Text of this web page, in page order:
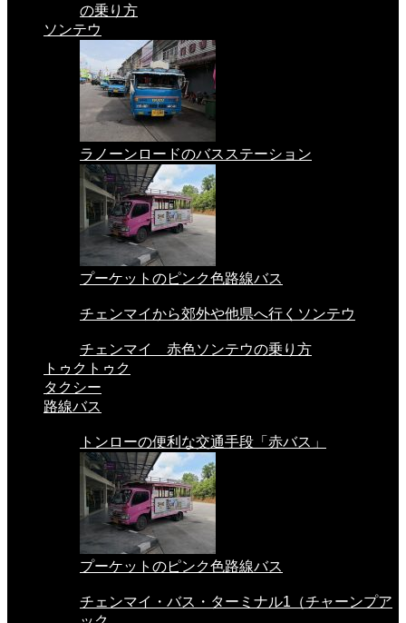
の乗り方
ソンテウ
ラノーンロードのバスステーション
プーケットのピンク色路線バス
チェンマイから郊外や他県へ行くソンテウ
チェンマイ 赤色ソンテウの乗り方
トゥクトゥク
タクシー
路線バス
トンローの便利な交通手段「赤バス」
プーケットのピンク色路線バス
チェンマイ・バス・ターミナル1（チャーンプア